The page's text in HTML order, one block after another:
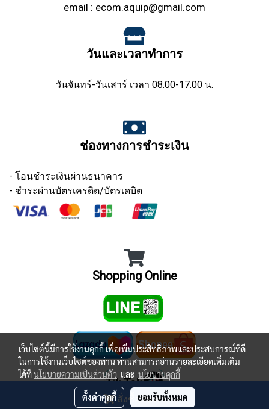
สั่งซื้อสินค้า
email : ecom.aquip@gmail.com
วันและเวลาทำการ
วันจันทร์-วันเสาร์ เวลา 08.00-17.00 น.
ช่องทางการชำระเงิน
- โอนชำระเงินผ่านธนาคาร
- ชำระผ่านบัตรเครดิต/บัตรเดบิต
Shopping Online
เว็บไซต์นี้มีการใช้งานคุกกี้ เพื่อเพิ่มประสิทธิภาพและประสบการณ์ที่ดี
ในการใช้งานเว็บไซต์ของท่าน ท่านสามารถอ่านรายละเอียดเพิ่มเติม
ได้ที่นโยบายความเป็นส่วนตัว และ นโยบายคุกกี้
ตั้งค่าคุกกี้ ยอมรับทั้งหมด